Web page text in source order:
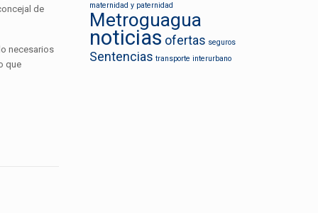
de
necesarios
que
maternidad y paternidad
Metroguagua
noticias ofertas seguros
Sentencias transporte interurbano